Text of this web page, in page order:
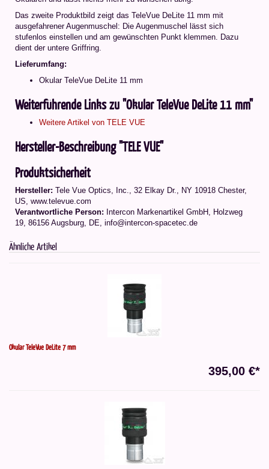
Das zweite Produktbild zeigt das TeleVue DeLite 11 mm mit
ausgefahrener Augenmuschel: Die Augenmuschel lässt sich
stufenlos einstellen und am gewünschten Punkt klemmen. Dazu
dient der untere Griffring.
Lieferumfang:
Okular TeleVue DeLite 11 mm
Weiterführende Links zu "Okular TeleVue DeLite 11 mm"
Weitere Artikel von TELE VUE
Hersteller-Beschreibung "TELE VUE"
Produktsicherheit
Hersteller: Tele Vue Optics, Inc., 32 Elkay Dr., NY 10918 Chester,
US, www.televue.com
Verantwortliche Person: Intercon Markenartikel GmbH, Holzweg
19, 86156 Augsburg, DE, info@intercon-spacetec.de
Ähnliche Artikel
Okular TeleVue DeLite 7 mm
395,00 €*